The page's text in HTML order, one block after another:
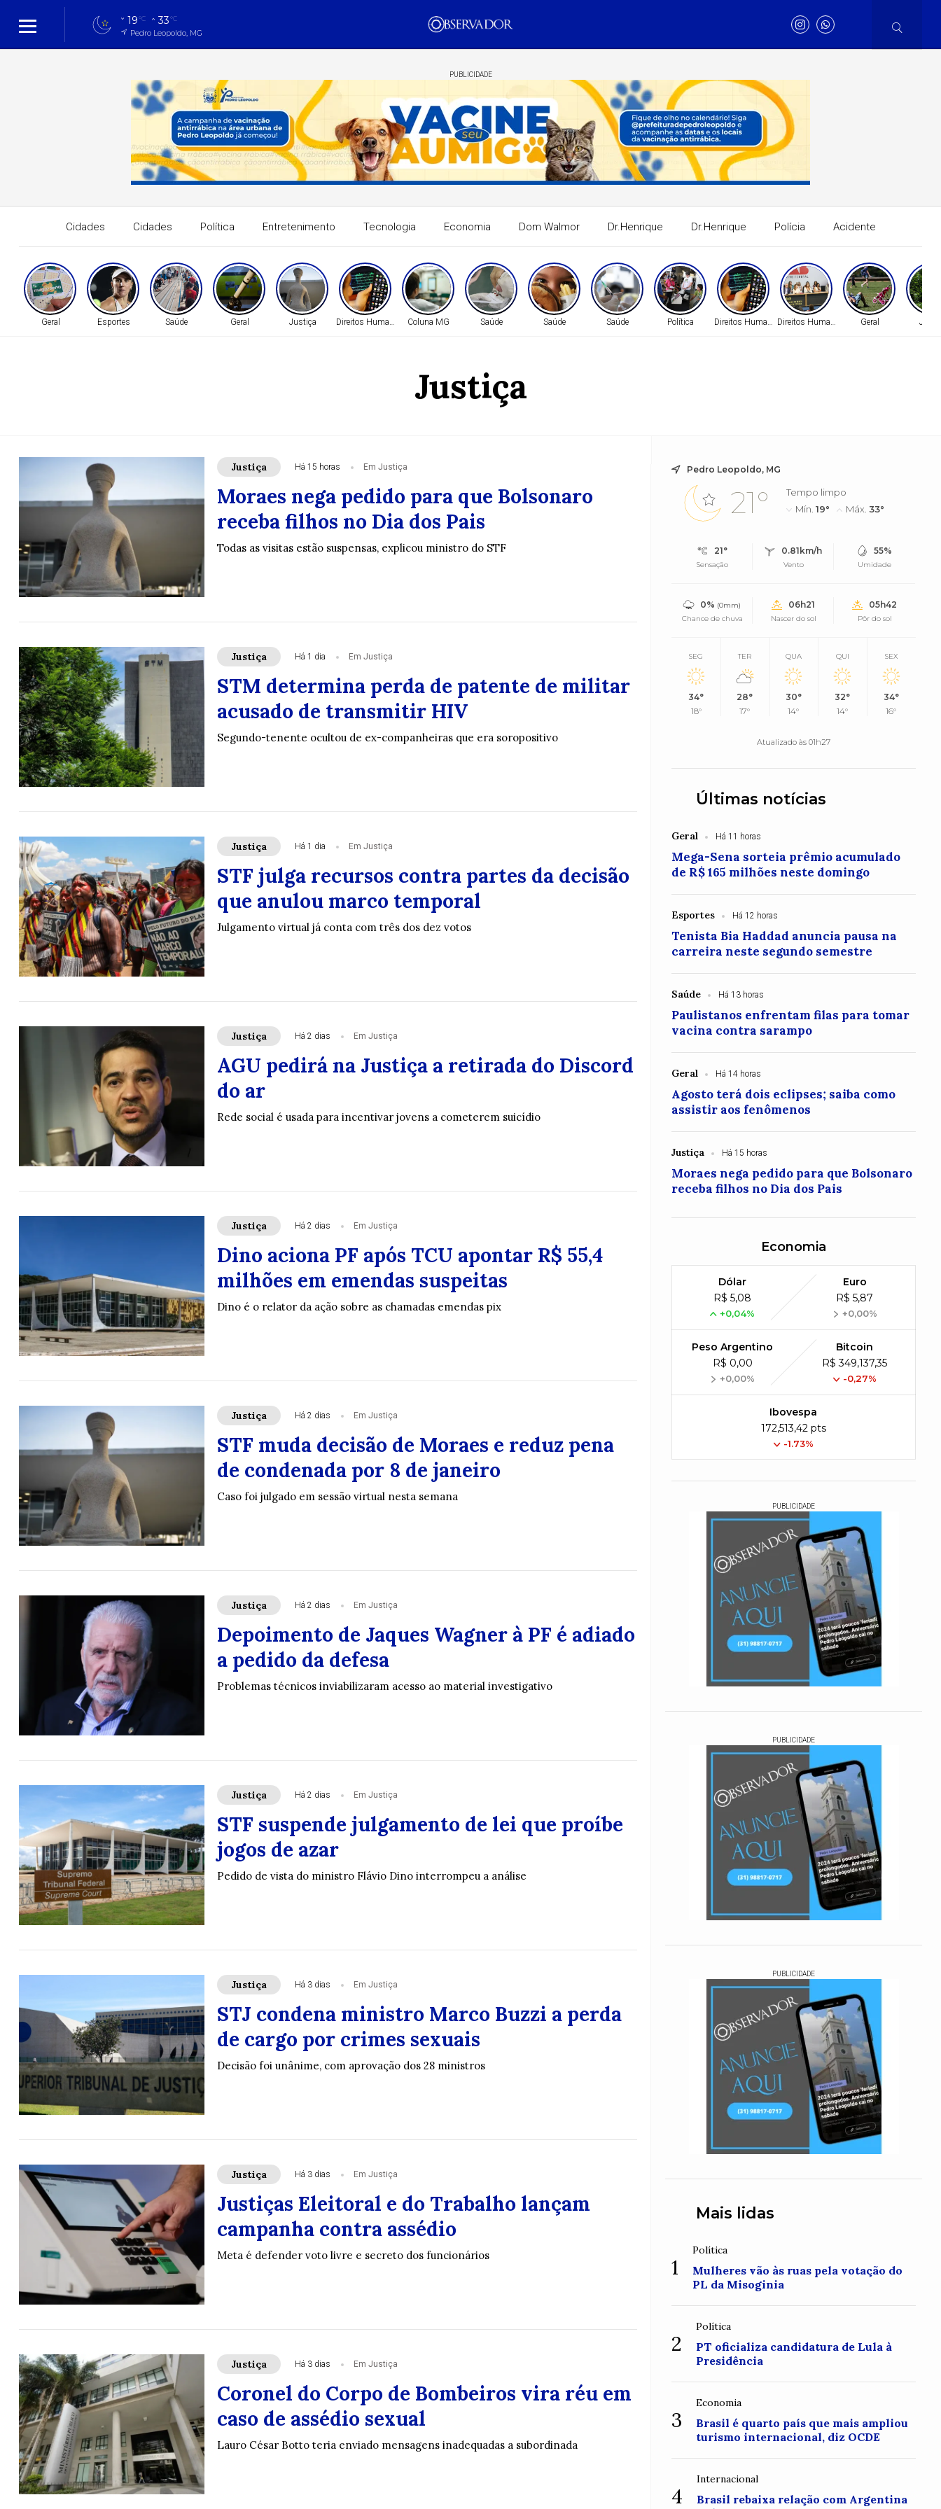
19°C 33°C
Pedro Leopoldo, MG
PUBLICIDADE
Cidades Cidades Política Entretenimento Tecnologia Economia Dom Walmor Dr.Henrique Dr.Henrique Polícia Acidente
Geral Esportes Saúde Geral Justiça Direitos Humanos Coluna MG Saúde Saúde Saúde Política Direitos HumanosDireitos Humanos Geral
Justiça
Justiça Há 15 horas Em Justiça
Moraes nega pedido para que Bolsonaro
receba filhos no Dia dos Pais
Todas as visitas estão suspensas, explicou ministro do STF
Justiça Há 1 dia Em Justiça
STM determina perda de patente de militar
acusado de transmitir HIV
Segundo-tenente ocultou de ex-companheiras que era soropositivo
Justiça Há 1 dia Em Justiça
STF julga recursos contra partes da decisão
que anulou marco temporal
Julgamento virtual já conta com três dos dez votos
Justiça Há 2 dias Em Justiça
AGU pedirá na Justiça a retirada do Discord
do ar
Rede social é usada para incentivar jovens a cometerem suicídio
Justiça Há 2 dias Em Justiça
Dino aciona PF após TCU apontar R$ 55,4
milhões em emendas suspeitas
Dino é o relator da ação sobre as chamadas emendas pix
Justiça Há 2 dias Em Justiça
STF muda decisão de Moraes e reduz pena
de condenada por 8 de janeiro
Caso foi julgado em sessão virtual nesta semana
Justiça Há 2 dias Em Justiça
Depoimento de Jaques Wagner à PF é adiado
a pedido da defesa
Problemas técnicos inviabilizaram acesso ao material investigativo
Justiça Há 2 dias Em Justiça
STF suspende julgamento de lei que proíbe
jogos de azar
Pedido de vista do ministro Flávio Dino interrompeu a análise
Justiça Há 3 dias Em Justiça
STJ condena ministro Marco Buzzi a perda
de cargo por crimes sexuais
Decisão foi unânime, com aprovação dos 28 ministros
Justiça Há 3 dias Em Justiça
Justiças Eleitoral e do Trabalho lançam
campanha contra assédio
Meta é defender voto livre e secreto dos funcionários
Justiça Há 3 dias Em Justiça
Coronel do Corpo de Bombeiros vira réu em
caso de assédio sexual
Lauro César Botto teria enviado mensagens inadequadas a subordinada
Pedro Leopoldo, MG
21°
Tempo limpo
Mín.19° Máx.33°
21°
Sensação
0.81km/h
Vento
55%
Umidade
0% (0mm)
Chance de chuva
06h21
Nascer do sol
05h42
Pôr do sol
SEG
34°
18°
TER
28°
17°
QUA
30°
14°
QUI
32°
14°
SEX
34°
16°
Atualizado às 01h27
Últimas notícias
Geral Há 11 horas
Mega-Sena sorteia prêmio acumulado
de R$ 165 milhões neste domingo
Esportes Há 12 horas
Tenista Bia Haddad anuncia pausa na
carreira neste segundo semestre
Saúde Há 13 horas
Paulistanos enfrentam filas para tomar
vacina contra sarampo
Geral Há 14 horas
Agosto terá dois eclipses; saiba como
assistir aos fenômenos
Justiça Há 15 horas
Moraes nega pedido para que Bolsonaro
receba filhos no Dia dos Pais
Economia
Dólar
R$ 5,08
+0,04%
Euro
R$ 5,87
+0,00%
Peso Argentino
R$ 0,00
+0,00%
Bitcoin
R$ 349,137,35
-0,27%
Ibovespa
172,513,42 pts
-1.73%
PUBLICIDADE
PUBLICIDADE
PUBLICIDADE
Mais lidas
1
Política
Mulheres vão às ruas pela votação do
PL da Misoginia
2
Política
PT oficializa candidatura de Lula à
Presidência
3
Economia
Brasil é quarto país que mais ampliou
turismo internacional, diz OCDE
4
Internacional
Brasil rebaixa relação com Argentina